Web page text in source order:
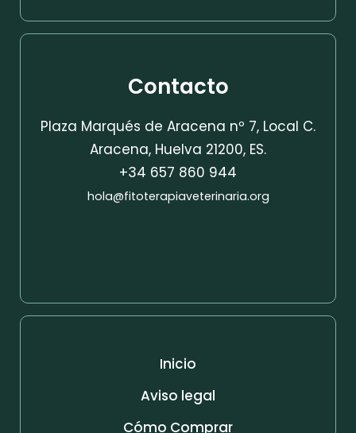
Contacto
Plaza Marqués de Aracena nº 7, Local C.
Aracena, Huelva 21200, ES.
+34 657 860 944
hola@fitoterapiaveterinaria.org
Inicio
Aviso legal
Cómo Comprar